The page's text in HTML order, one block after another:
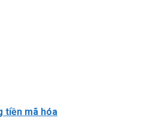
tiền mã hóa